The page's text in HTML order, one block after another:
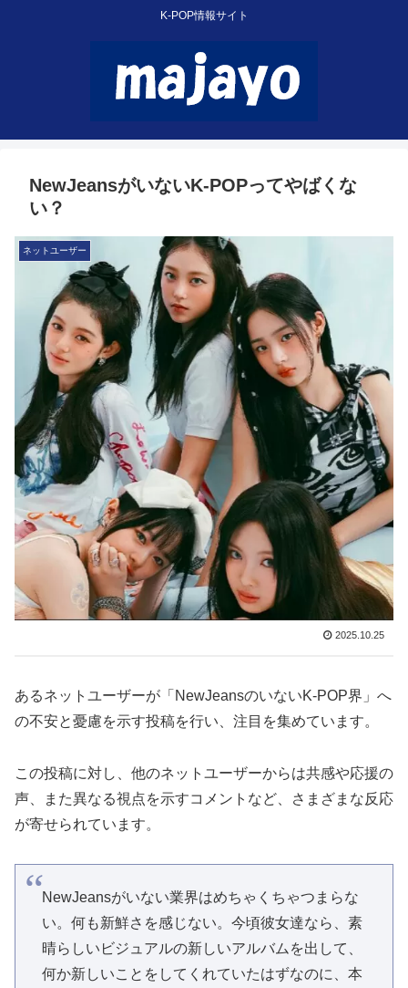
K-POP情報サイト
NewJeansがいないK-POPってやばくな
い？
ネットユーザー
2025.10.25
あるネットユーザーが「NewJeansのいないK-POP界」へ
の不安と憂慮を示す投稿を行い、注目を集めています。
この投稿に対し、他のネットユーザーからは共感や応援の
声、また異なる視点を示すコメントなど、さまざまな反応
が寄せられています。
NewJeansがいない業界はめちゃくちゃつまらな
い。何も新鮮さを感じない。今頃彼女達なら、素
晴らしいビジュアルの新しいアルバムを出して、
何か新しいことをしてくれていたはずなのに、本